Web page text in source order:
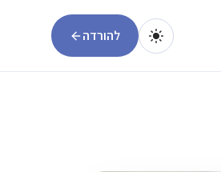
להורדה